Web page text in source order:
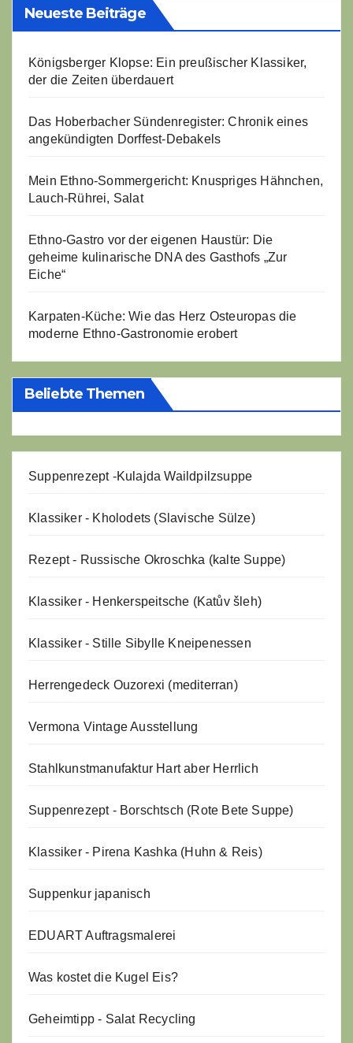
Neueste Beiträge
Königsberger Klopse: Ein preußischer Klassiker,
der die Zeiten überdauert
Das Hoberbacher Sündenregister: Chronik eines
angekündigten Dorffest-Debakels
Mein Ethno-Sommergericht: Knuspriges Hähnchen,
Lauch-Rührei, Salat
Ethno-Gastro vor der eigenen Haustür: Die
geheime kulinarische DNA des Gasthofs „Zur
Eiche“
Karpaten-Küche: Wie das Herz Osteuropas die
moderne Ethno-Gastronomie erobert
Beliebte Themen
Suppenrezept -Kulajda Waildpilzsuppe
Klassiker - Kholodets (Slavische Sülze)
Rezept - Russische Okroschka (kalte Suppe)
Klassiker - Henkerspeitsche (Katův šleh)
Klassiker - Stille Sibylle Kneipenessen
Herrengedeck Ouzorexi (mediterran)
Vermona Vintage Ausstellung
Stahlkunstmanufaktur Hart aber Herrlich
Suppenrezept - Borschtsch (Rote Bete Suppe)
Klassiker - Pirena Kashka (Huhn & Reis)
Suppenkur japanisch
EDUART Auftragsmalerei
Was kostet die Kugel Eis?
Geheimtipp - Salat Recycling